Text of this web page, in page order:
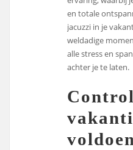
en totale
jacuzzi in je
weldadige
alle stress en
achter je te laten.